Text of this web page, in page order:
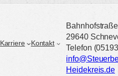
Karriere
Kontakt
29640
Telefon
Heidekreis.de